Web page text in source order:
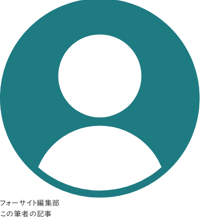
フォーサイト編集部
この筆者の記事